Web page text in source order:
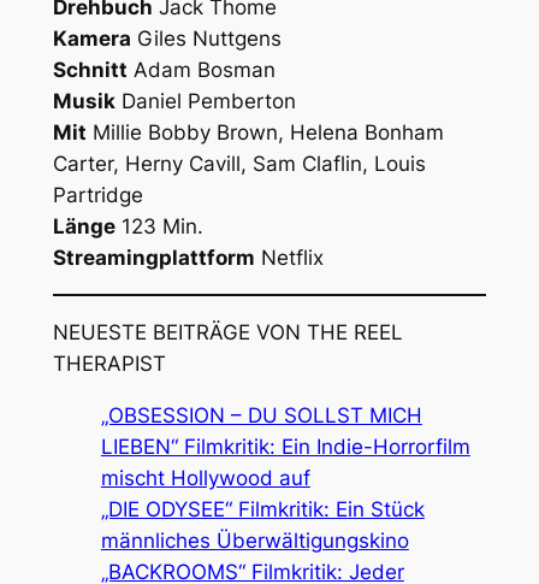
Drehbuch Jack Thome
Kamera Giles Nuttgens
Schnitt Adam Bosman
MusikDaniel Pemberton
Mit Millie Bobby Brown, Helena Bonham
Carter, Herny Cavill, Sam Claflin, Louis
Partridge
Länge123 Min.
Streamingplattform Netflix
NEUESTE BEITRÄGE VON THE REEL
THERAPIST
„OBSESSION – DU SOLLST MICH
LIEBEN“ Filmkritik: Ein Indie-Horrorfilm
mischt Hollywood auf
„DIE ODYSEE“ Filmkritik: Ein Stück
männliches Überwältigungskino
„BACKROOMS“ Filmkritik: Jeder